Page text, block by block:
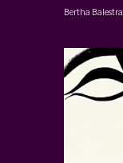
Bertha Balestra